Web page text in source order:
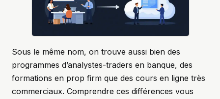
Sous le même nom, on trouve aussi bien des
programmes d’analystes-traders en banque, des
formations en prop firm que des cours en ligne très
commerciaux. Comprendre ces différences vous